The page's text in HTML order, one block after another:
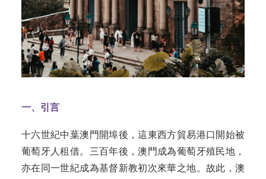
一、引言
十六世紀中葉澳門開埠後，這東西方貿易港口開始被
葡萄牙人租借。三百年後，澳門成為葡萄牙殖民地，
亦在同一世紀成為基督新教初次來華之地。故此，澳